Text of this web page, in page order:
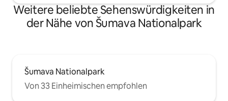
Weitere beliebte Sehenswürdigkeiten in
der Nähe von Šumava Nationalpark
Šumava Nationalpark
Von 33 Einheimischen empfohlen